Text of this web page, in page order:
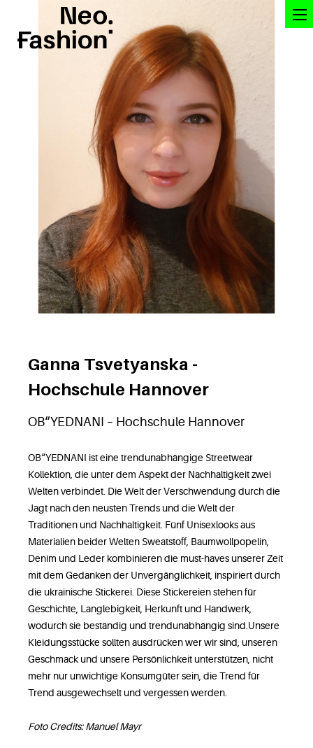
Ganna Tsvetyanska -
Hochschule Hannover
OB“YEDNANI – Hochschule Hannover
OB“YEDNANI ist eine trendunabhängige Streetwear
Kollektion, die unter dem Aspekt der Nachhaltigkeit zwei
Welten verbindet. Die Welt der Verschwendung durch die
Jagt nach den neusten Trends und die Welt der
Traditionen und Nachhaltigkeit. Fünf Unisexlooks aus
Materialien beider Welten Sweatstoff, Baumwollpopelin,
Denim und Leder kombinieren die must-haves unserer Zeit
mit dem Gedanken der Unvergänglichkeit, inspiriert durch
die ukrainische Stickerei. Diese Stickereien stehen für
Geschichte, Langlebigkeit, Herkunft und Handwerk,
wodurch sie beständig und trendunabhängig sind.Unsere
Kleidungsstücke sollten ausdrücken wer wir sind, unseren
Geschmack und unsere Persönlichkeit unterstützen, nicht
mehr nur unwichtige Konsumgüter sein, die Trend für
Trend ausgewechselt und vergessen werden.
Foto Credits: Manuel Mayr